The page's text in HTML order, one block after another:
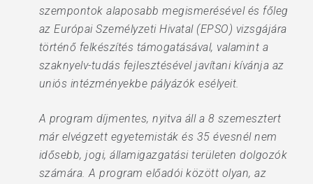
szempontok alaposabb megismerésével és főleg
az Európai Személyzeti Hivatal (EPSO) vizsgájára
történő felkészítés támogatásával, valamint a
szaknyelv-tudás fejlesztésével javítani kívánja az
uniós intézményekbe pályázók esélyeit.
A program díjmentes, nyitva áll a 8 szemesztert
már elvégzett egyetemisták és 35 évesnél nem
idősebb, jogi, államigazgatási területen dolgozók
számára. A program előadói között olyan, az